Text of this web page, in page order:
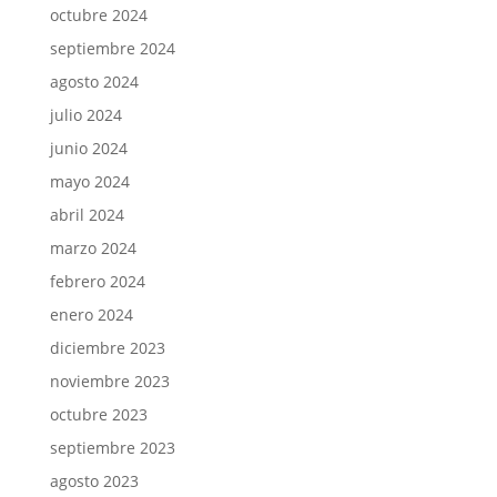
octubre 2024
septiembre 2024
agosto 2024
julio 2024
junio 2024
mayo 2024
abril 2024
marzo 2024
febrero 2024
enero 2024
diciembre 2023
noviembre 2023
octubre 2023
septiembre 2023
agosto 2023